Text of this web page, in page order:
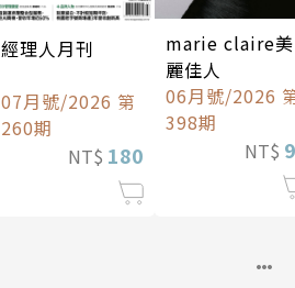
經理人月刊
07月號/2026 第
260期
NT$ 180
marie claire美
麗佳人
06月號/2026
398期
NT$